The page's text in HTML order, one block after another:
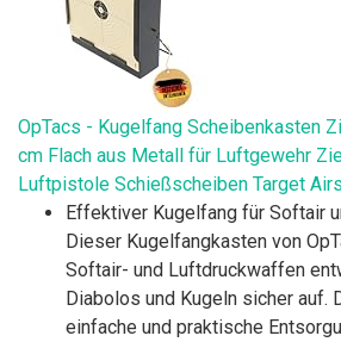
OpTacs - Kugelfang Scheibenkasten
cm Flach aus Metall für Luftgewehr
Luftpistole Schießscheiben Target
Effektiver Kugelfang für Softair
Dieser Kugelfangkasten von
Softair- und Luftdruckwaffen
Diabolos und Kugeln sicher auf.
einfache und praktische